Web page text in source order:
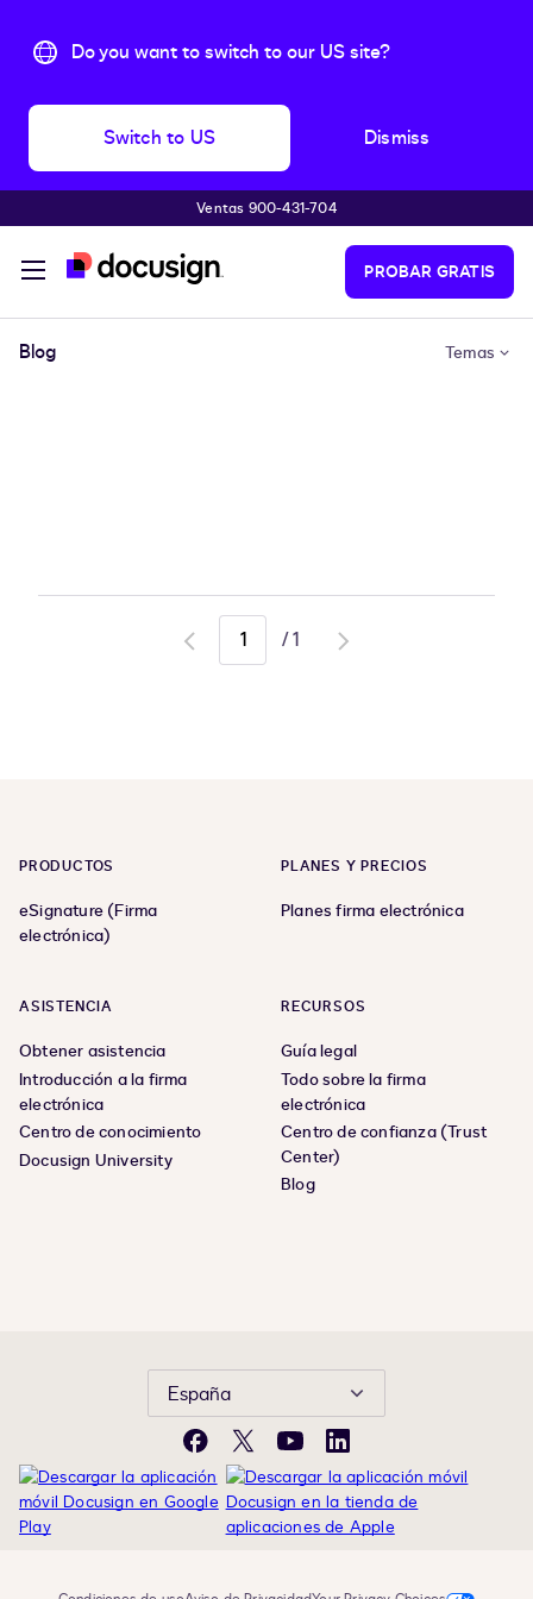
Do you want to switch to our US site?
Switch to US Dismiss
Saltar al contenido principalVentas 900-431-704
PROBAR GRATIS
Blog Temas
Go
/1
Go
PRODUCTOS
eSignature (Firma
electrónica)
PLANES Y PRECIOS
Planes firma electrónica
ASISTENCIA
Obtener asistencia
Introducción a la firma
electrónica
Centro de conocimiento
Docusign University
RECURSOS
Guía legal
Todo sobre la firma
electrónica
Centro de confianza (Trust
Center)
Blog
España
Facebook
X YouTubeLinkedIn